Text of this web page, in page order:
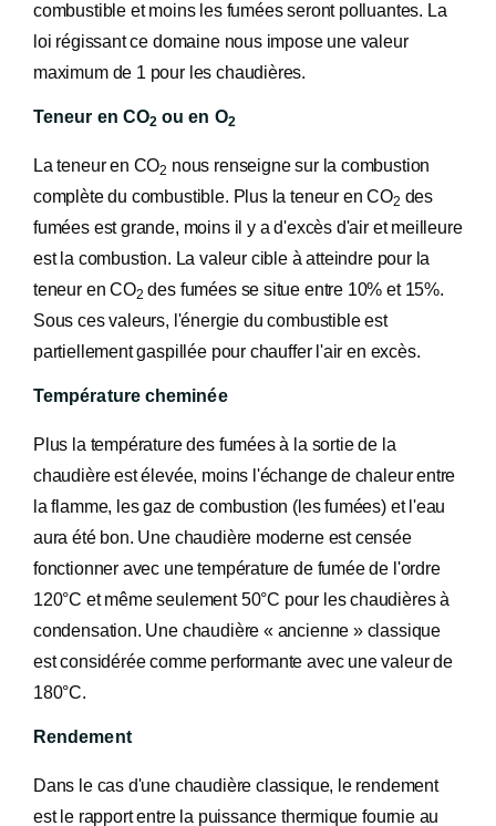
combustible et moins les fumées seront polluantes. La
loi régissant ce domaine nous impose une valeur
maximum de 1 pour les chaudières.
Teneur en CO2 ou en O2
La teneur en CO2 nous renseigne sur la combustion
complète du combustible. Plus la teneur en CO2 des
fumées est grande, moins il y a d'excès d'air et meilleure
est la combustion. La valeur cible à atteindre pour la
teneur en CO2 des fumées se situe entre 10% et 15%.
Sous ces valeurs, l'énergie du combustible est
partiellement gaspillée pour chauffer l'air en excès.
Température cheminée
Plus la température des fumées à la sortie de la
chaudière est élevée, moins l'échange de chaleur entre
la flamme, les gaz de combustion (les fumées) et l'eau
aura été bon. Une chaudière moderne est censée
fonctionner avec une température de fumée de l'ordre
120°C et même seulement 50°C pour les chaudières à
condensation. Une chaudière « ancienne » classique
est considérée comme performante avec une valeur de
180°C.
Rendement
Dans le cas d'une chaudière classique, le rendement
est le rapport entre la puissance thermique fournie au